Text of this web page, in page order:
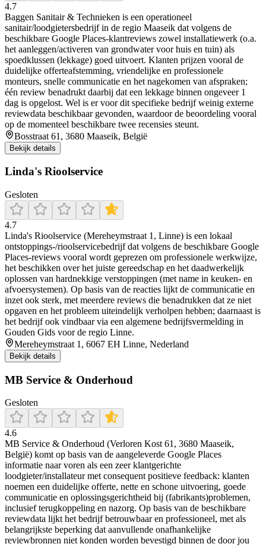
4.7
Baggen Sanitair & Technieken is een operationeel
sanitair/loodgietersbedrijf in de regio Maaseik dat volgens de
beschikbare Google Places-klantreviews zowel installatiewerk (o.a.
het aanleggen/activeren van grondwater voor huis en tuin) als
spoedklussen (lekkage) goed uitvoert. Klanten prijzen vooral de
duidelijke offerteafstemming, vriendelijke en professionele
monteurs, snelle communicatie en het nagekomen van afspraken;
één review benadrukt daarbij dat een lekkage binnen ongeveer 1
dag is opgelost. Wel is er voor dit specifieke bedrijf weinig externe
reviewdata beschikbaar gevonden, waardoor de beoordeling vooral
op de momenteel beschikbare twee recensies steunt.
Bosstraat 61, 3680 Maaseik, België
Bekijk details
Linda's Rioolservice
Gesloten
4.7
Linda's Rioolservice (Mereheymstraat 1, Linne) is een lokaal
ontstoppings-/rioolservicebedrijf dat volgens de beschikbare Google
Places-reviews vooral wordt geprezen om professionele werkwijze,
het beschikken over het juiste gereedschap en het daadwerkelijk
oplossen van hardnekkige verstoppingen (met name in keuken- en
afvoersystemen). Op basis van de reacties lijkt de communicatie en
inzet ook sterk, met meerdere reviews die benadrukken dat ze niet
opgaven en het probleem uiteindelijk verholpen hebben; daarnaast is
het bedrijf ook vindbaar via een algemene bedrijfsvermelding in
Gouden Gids voor de regio Linne.
Mereheymstraat 1, 6067 EH Linne, Nederland
Bekijk details
MB Service & Onderhoud
Gesloten
4.6
MB Service & Onderhoud (Verloren Kost 61, 3680 Maaseik,
België) komt op basis van de aangeleverde Google Places
informatie naar voren als een zeer klantgerichte
loodgieter/installateur met consequent positieve feedback: klanten
noemen een duidelijke offerte, nette en schone uitvoering, goede
communicatie en oplossingsgerichtheid bij (fabrikants)problemen,
inclusief terugkoppeling en nazorg. Op basis van de beschikbare
reviewdata lijkt het bedrijf betrouwbaar en professioneel, met als
belangrijkste beperking dat aanvullende onafhankelijke
reviewbronnen niet konden worden bevestigd binnen de door jou